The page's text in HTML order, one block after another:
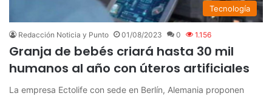
Tecnología
Redacción Noticia y Punto 01/08/2023 0 1.156
Granja de bebés criará hasta 30 mil
humanos al año con úteros artificiales
La empresa Ectolife con sede en Berlín, Alemania proponen